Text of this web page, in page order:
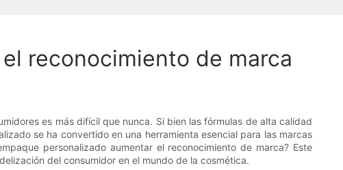
reconocimiento de marca
es más difícil que nunca. Si bien las fórmulas de alta calidad
se ha convertido en una herramienta esencial para las marcas
personalizado aumentar el reconocimiento de marca? Este
del consumidor en el mundo de la cosmética.